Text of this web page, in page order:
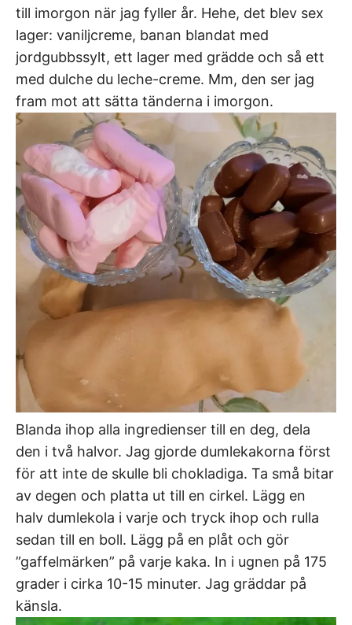
till imorgon när jag fyller år. Hehe, det blev sex
lager: vaniljcreme, banan blandat med
jordgubbssylt, ett lager med grädde och så ett
med dulche du leche-creme. Mm, den ser jag
fram mot att sätta tänderna i imorgon.
Blanda ihop alla ingredienser till en deg, dela
den i två halvor. Jag gjorde dumlekakorna först
för att inte de skulle bli chokladiga. Ta små bitar
av degen och platta ut till en cirkel. Lägg en
halv dumlekola i varje och tryck ihop och rulla
sedan till en boll. Lägg på en plåt och gör
”gaffelmärken” på varje kaka. In i ugnen på 175
grader i cirka 10-15 minuter. Jag gräddar på
känsla.